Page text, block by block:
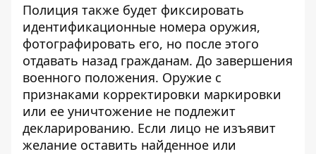
Полиция также будет фиксировать
идентификационные номера оружия,
фотографировать его, но после этого
отдавать назад гражданам. До завершения
военного положения. Оружие с
признаками корректировки маркировки
или ее уничтожение не подлежит
декларированию. Если лицо не изъявит
желание оставить найденное или